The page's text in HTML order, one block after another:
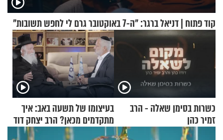
קוד פתוח | דניאל ברגר: "ה-7 באוקטובר גרם לי לחפש תשובות"
כשרות בסימן שאלה - הרב
זמיר כהן
בעיצומו של תשעה באב: איך
מתקדמים מכאן? הרב יצחק דוד
גרוסמן בשיחה מיוחדת